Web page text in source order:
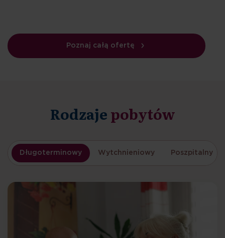
Poznaj całą ofertę
Rodzajepobytów
Długoterminowy Wytchnieniowy Poszpitalny